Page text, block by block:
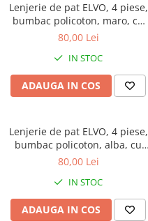
Lenjerie de pat ELVO, 4 piese,
bumbac policoton, maro, cu
flori albe
80,00 Lei
IN STOC
ADAUGA IN COS
Lenjerie de pat ELVO, 4 piese,
bumbac policoton, alba, cu
flori roz
80,00 Lei
IN STOC
ADAUGA IN COS